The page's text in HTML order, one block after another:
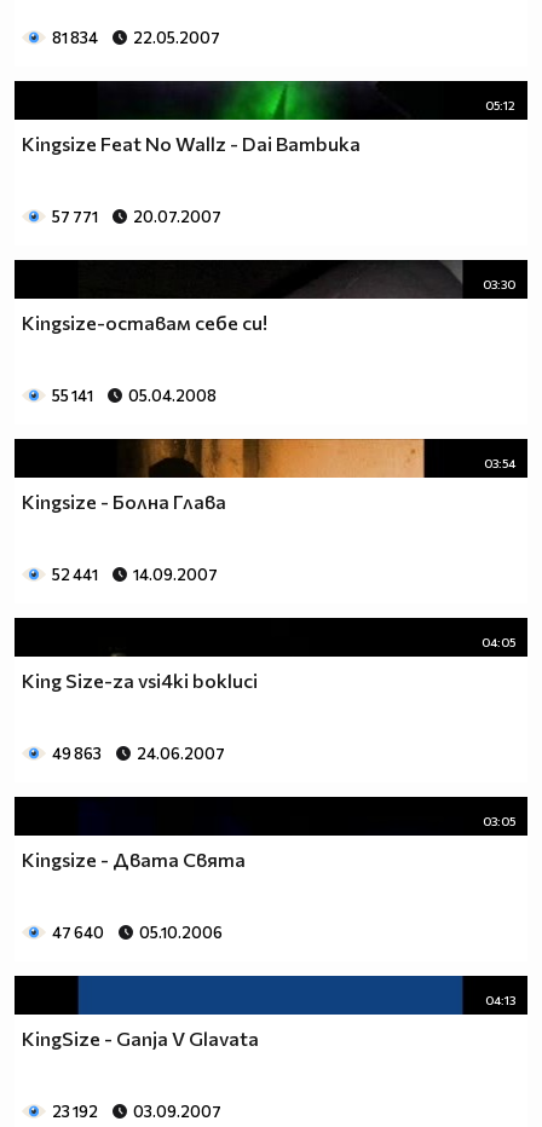
81 834 22.05.2007
05:12
Kingsize Feat No Wallz - Dai Bambuka
57 771 20.07.2007
03:30
Kingsize-оставам себе си!
55 141 05.04.2008
03:54
Kingsize - Болна Глава
52 441 14.09.2007
04:05
King Size-za vsi4ki bokluci
49 863 24.06.2007
03:05
Kingsize - Двата Свята
47 640 05.10.2006
04:13
KingSize - Ganja V Glavata
23 192 03.09.2007